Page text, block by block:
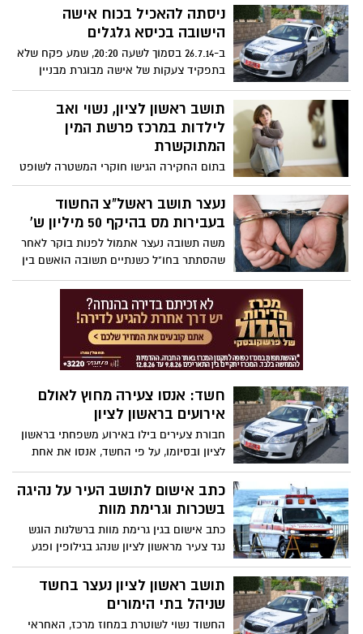
במערב העיר * אחרי שפקחי איכות הסביבה
בחברה לביטחון זיהו את ערימת הבטון, הם
השאריות ונקנס באלף שקלים *
ניסתה להאכיל בכוח אישה
הישובה בכיסא גלגלים
ב-26.7.14 בסמוך לשעה 20:20, שמע פקח שלא
בתפקיד צעקות של אישה מבוגרת מבניין
בראשל"צ, הנמצא מול בניין מגוריו, הנ"ל ניגש
לחלון וראה אישה מנסה להאכיל בכוח אישה
אחרה הישובה בכיסא גלגלים, לאחר מספר
דקות תפסה לה בידיים ותקפה אותה.
תושב ראשון לציון, נשוי ואב
לילדות במרכז פרשת המין
המתוקשרת
בתום החקירה הגישו חוקרי המשטרה לשופט
את הממצאים. בין החשודים: תושב ראשון
לציון בן 43, נשוי ואב לילדות, אשר טען בבית
המשפט כי אחת הקטינות ניסתה לסחוט אותו
אותו על רקע הסחיטה.
נעצר תושב ראשל"צ החשוד
בעבירות מס בהיקף 50 מיליון ש'
משה תשובה נעצר אתמול לפנות בוקר לאחר
שהסתתר בחו"ל כשנתיים תשובה הואשם בין
היתר כי קיבל חשבוניות פיקטיביות מריקו
שירזי, שאיים על חייו לאחר שאיחר בתשלום
החזר הלוואה.
חשד: אנסו צעירה מחוץ לאולם
אירועים בראשון לציון
חבורת צעירים בילו באירוע משפחתי בראשון
לציון ובסיומו, על פי החשד, אנסו את אחת
המשתתפות. עד כה נעצר רק בן 22 מקריית
מלאכי
כתב אישום לתושב העיר על נהיגה
בשכרות וגרימת מוות
כתב אישום בגין גרימת מוות ברשלנות הוגש
נגד צעיר מראשון לציון שנהג בגילופין ופגע
ברכב שעמד בשולי הכביש.
תושב ראשון לציון נעצר בחשד
שניהל בתי הימורים
החשוד נשוי לשוטרת במחוז מרכז, האחראי